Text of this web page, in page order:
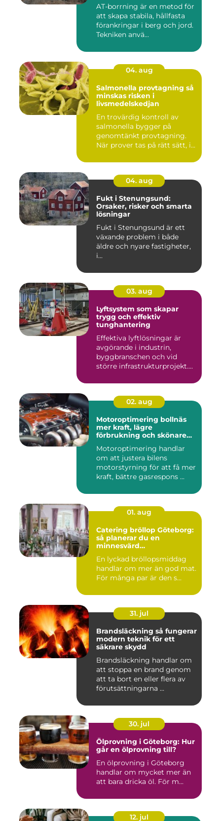
AT-borrning är en metod för
att skapa stabila, hållfasta
förankringar i berg och jord.
Tekniken anvä...
04. aug
Salmonella provtagning så
minskas risken i
livsmedelskedjan
En trovärdig kontroll av
salmonella bygger på
genomtänkt provtagning.
När prover tas på rätt sätt, i...
04. aug
Fukt i Stenungsund:
Orsaker, risker och smarta
lösningar
Fukt i Stenungsund är ett
växande problem i både
äldre och nyare fastigheter,
i...
03. aug
Lyftsystem som skapar
trygg och effektiv
tunghantering
Effektiva lyftlösningar är
avgörande i industrin,
byggbranschen och vid
större infrastrukturprojekt....
02. aug
Motoroptimering bollnäs
mer kraft, lägre
förbrukning och skönare
Motoroptimering handlar
om att justera bilens
motorstyrning för att få mer
kraft, bättre gasrespons ...
01. aug
Catering bröllop Göteborg:
så planerar du en
minnesvärd
En lyckad bröllopsmiddag
handlar om mer än god mat.
För många par är den s...
31. jul
Brandsläckning så fungerar
modern teknik för ett
säkrare skydd
Brandsläckning handlar om
att stoppa en brand genom
att ta bort en eller flera av
förutsättningarna ...
30. jul
Ölprovning i Göteborg: Hur
går en ölprovning till?
En ölprovning i Göteborg
handlar om mycket mer än
att bara dricka öl. För m...
12. jul